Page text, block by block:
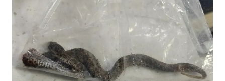
中国经济展现强大韧性和活力